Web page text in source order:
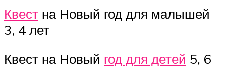
Квест на Новый год для малышей
3, 4 лет
Квест на Новый год для детей 5, 6